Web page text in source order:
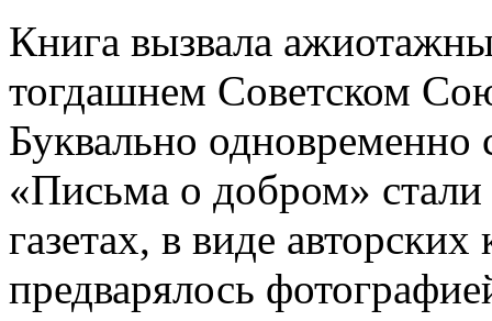
Книга вызвала
тогдашнем Советском
Буквально одновременно
«Письма о добром» стали
газетах, в виде
предварялось